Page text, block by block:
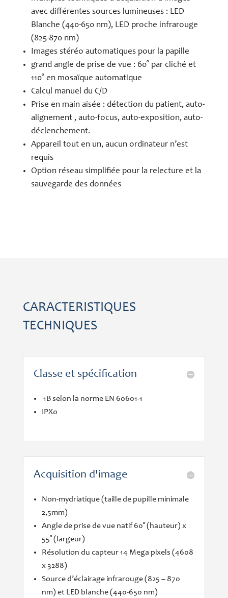
avec différentes sources lumineuses : LED
Blanche (440-650 nm), LED proche infrarouge
(825-870 nm)
Images stéréo automatiques pour la papille
grand angle de prise de vue : 60° par cliché et
110° en mosaïque automatique
Calcul manuel du C/D
Prise en main aisée : détection du patient, auto-
alignement , auto-focus, auto-exposition, auto-
déclenchement.
Appareil tout en un, aucun ordinateur n’est
requis
Option réseau simplifiée pour la relecture et la
sauvegarde des données
CARACTERISTIQUES
TECHNIQUES
Classe et spécification
1B selon la norme EN 60601-1
IPX0
Acquisition d'image
Non-mydriatique (taille de pupille minimale
2,5mm)
Angle de prise de vue natif 60° (hauteur) x
55° (largeur)
Résolution du capteur 14 Mega pixels (4608
x 3288)
Source d’éclairage infrarouge (825 – 870
nm) et LED blanche (440-650 nm)